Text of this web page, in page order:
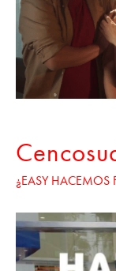
¿EASY HACEMOS